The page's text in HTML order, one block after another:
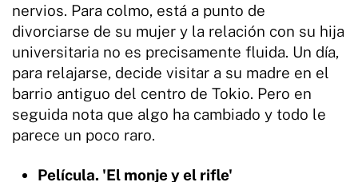
nervios. Para colmo, está a punto de
divorciarse de su mujer y la relación con su hija
universitaria no es precisamente fluida. Un día,
para relajarse, decide visitar a su madre en el
barrio antiguo del centro de Tokio. Pero en
seguida nota que algo ha cambiado y todo le
parece un poco raro.
Película. 'El monje y el rifle'